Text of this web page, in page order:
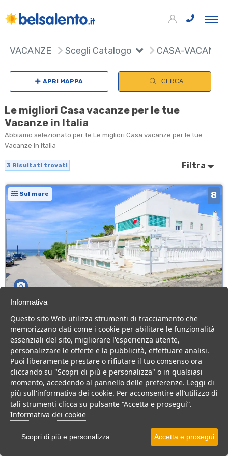
VACANZE Scegli Catalogo CASA-VACANZE
APRI MAPPA CERCA
Le migliori Casa vacanze per le tue
Vacanze in Italia
Abbiamo selezionato per te Le migliori Casa vacanze per le tue
Vacanze in Italia
3 Risultati trovati Filtra
Sul mare 8
Puglia > Salento > Ugento > Torre San Giovanni
Comodo Bed and breakfast fronte mare in Salento, possibilità di
convenzioni presso il vicino hotel.
Residence B&B Casa Vacanza
VEDI SU MAPPA
INFO STRUTTURA
+
Informativa
Questo sito Web utilizza strumenti di tracciamento che
memorizzano dati come i cookie per abilitare le funzionalità
essenziali del sito, migliorare l'esperienza utente,
personalizzare le offerte e la pubblicità, effettuare analisi.
Puoi liberamente prestare o rifiutare il tuo consenso ora
cliccando su "Scopri di più e personalizza" o in qualsiasi
momento, accedendo al pannello delle preferenze. Leggi di
più sull'informativa dei cookie. Per acconsentire all’utilizzo di
tali strumenti clicca su pulsante “Accetta e prosegui”.
Informativa dei cookie
Scopri di più e personalizza Accetta e prosegui